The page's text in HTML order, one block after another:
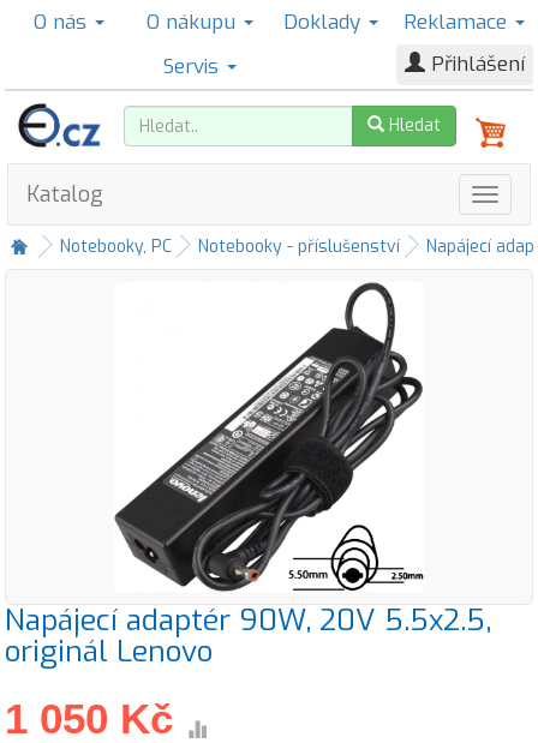
O nás O nákupu Doklady
Reklamace
Servis
Přihlášení
Hledat
Katalog
Notebooky, PC Notebooky - příslušenství Napájecí
Napájecí adaptér 90W, 20V 5.5x2.5,
originál Lenovo
1 050 Kč